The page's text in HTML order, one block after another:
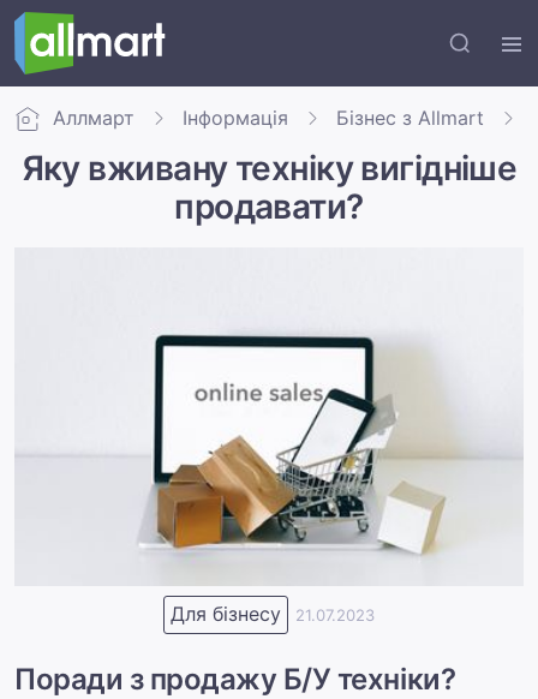
Аллмарт Інформація Бізнес з Allmart
Яку вживану техніку вигідніше
продавати?
Для бізнесу 21.07.2023
Поради з продажу Б/У техніки?